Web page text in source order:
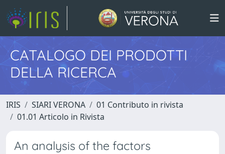
CATALOGO DEI PRODOTTI
DELLA RICERCA
IRIS SIARI VERONA
01 Contributo in rivista
01.01 Articolo in Rivista
An analysis of the factors